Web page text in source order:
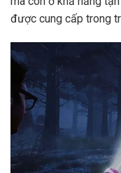
được cung cấp trong